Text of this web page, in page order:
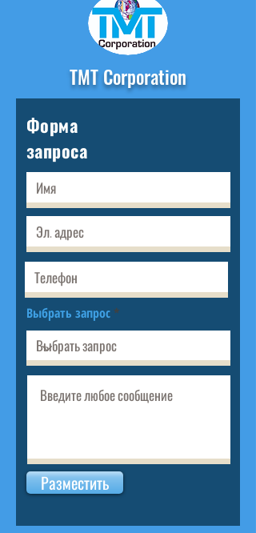
TMT Corporation
Форма
запроса
Выбрать запрос
Разместить